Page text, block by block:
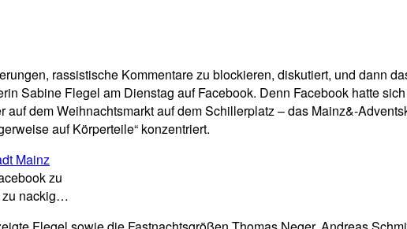
rassistische Kommentare zu blockieren, diskutiert, und dann
Sabine Flegel am Dienstag auf Facebook. Denn Facebook hatte
auf dem Weihnachtsmarkt auf dem Schillerplatz – das Mainz&-
auf Körperteile“ konzentriert.
zu
zu nackig…